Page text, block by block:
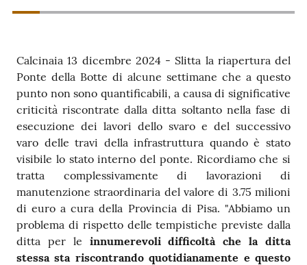
Calcinaia 13 dicembre 2024 - Slitta la riapertura del
Ponte della Botte di alcune settimane che a questo
punto non sono quantificabili, a causa di significative
criticità riscontrate dalla ditta soltanto nella fase di
esecuzione dei lavori dello svaro e del successivo
varo delle travi della infrastruttura quando è stato
visibile lo stato interno del ponte. Ricordiamo che si
tratta complessivamente di lavorazioni di
manutenzione straordinaria del valore di 3.75 milioni
di euro a cura della Provincia di Pisa. "Abbiamo un
problema di rispetto delle tempistiche previste dalla
ditta per le innumerevoli difficoltà che la ditta
stessa sta riscontrando quotidianamente e questo